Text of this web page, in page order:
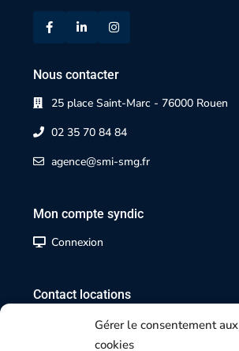
Gérer le consentement aux
cookies
Nous contacter
25 place Saint-Marc - 76000 Rouen
02 35 70 84 84
agence@smi-smg.fr
Mon compte syndic
Connexion
Contact locations
02 35 07 17 17